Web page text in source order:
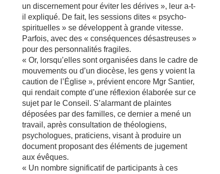
un discernement pour éviter les dérives », leur a-t-
il expliqué. De fait, les sessions dites « psycho-
spirituelles » se développent à grande vitesse.
Parfois, avec des « conséquences désastreuses »
pour des personnalités fragiles.
« Or, lorsqu’elles sont organisées dans le cadre de
mouvements ou d’un diocèse, les gens y voient la
caution de l’Église », prévient encore Mgr Santier,
qui rendait compte d’une réflexion élaborée sur ce
sujet par le Conseil. S’alarmant de plaintes
déposées par des familles, ce dernier a mené un
travail, après consultation de théologiens,
psychologues, praticiens, visant à produire un
document proposant des éléments de jugement
aux évêques.
« Un nombre significatif de participants à ces